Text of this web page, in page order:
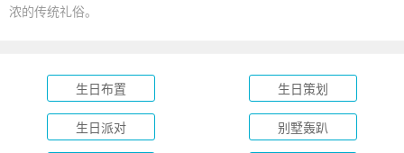
浓的传统礼俗。
生日布置 生日策划
生日派对 别墅轰趴